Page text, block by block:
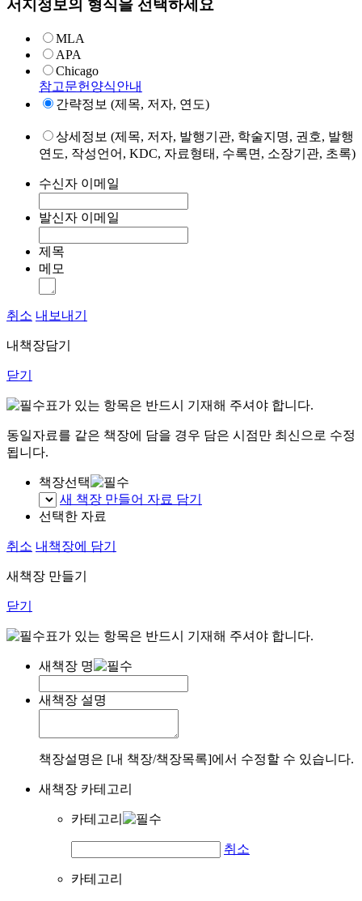
서지정보의 형식을 선택하세요
MLA
APA
Chicago
참고문헌양식안내
간략정보 (제목, 저자, 연도)
상세정보 (제목, 저자, 발행기관, 학술지명, 권호, 발행
연도, 작성언어, KDC, 자료형태, 수록면, 소장기관, 초록)
수신자 이메일
발신자 이메일
제목
메모
취소 내보내기
내책장담기
닫기
표가 있는 항목은 반드시 기재해 주셔야 합니다.
동일자료를 같은 책장에 담을 경우 담은 시점만 최신으로 수정
됩니다.
책장선택
새 책장 만들어 자료 담기
선택한 자료
취소 내책장에 담기
새책장 만들기
닫기
표가 있는 항목은 반드시 기재해 주셔야 합니다.
새책장 명
새책장 설명
책장설명은 [내 책장/책장목록]에서 수정할 수 있습니다.
새책장 카테고리
카테고리
취소
카테고리